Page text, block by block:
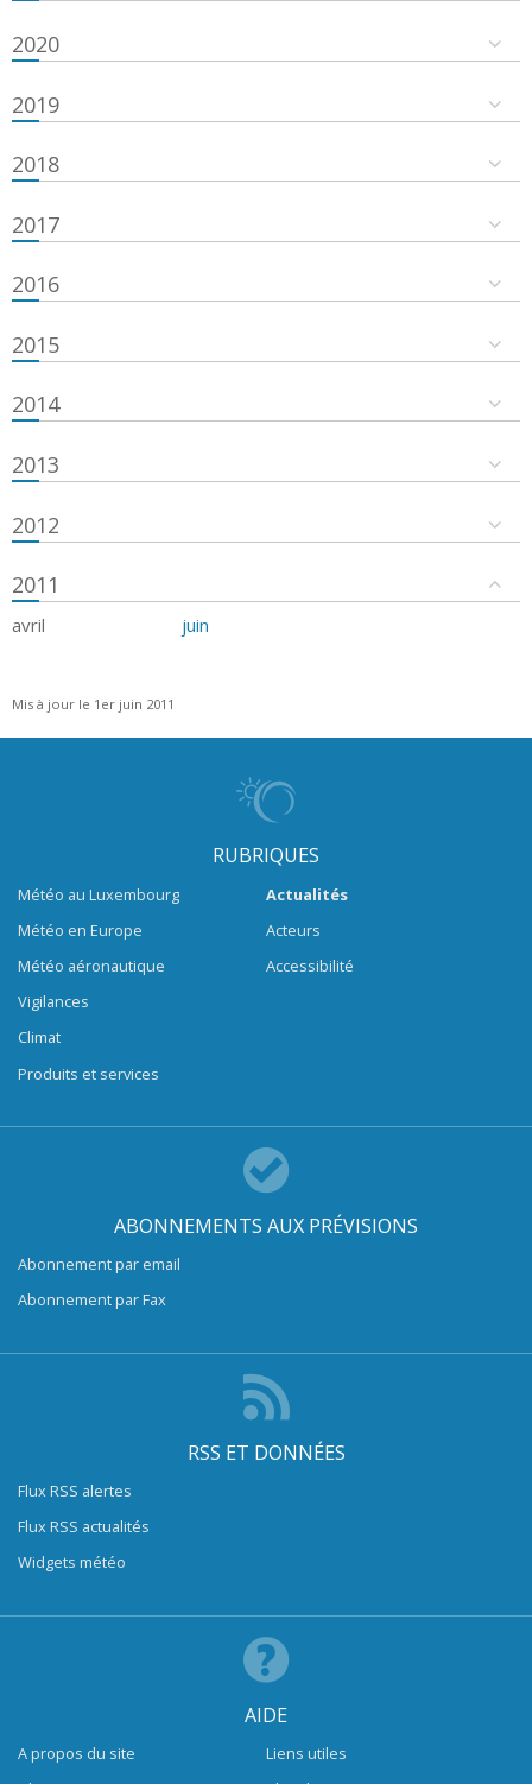
2020
2019
2018
2017
2016
2015
2014
2013
2012
2011
avril juin
Mis à jour le 1er juin 2011
RUBRIQUES
Météo au Luxembourg
Météo en Europe
Météo aéronautique
Vigilances
Climat
Produits et services
Actualités
Acteurs
Accessibilité
ABONNEMENTS AUX PRÉVISIONS
Abonnement par email
Abonnement par Fax
RSS ET DONNÉES
Flux RSS alertes
Flux RSS actualités
Widgets météo
AIDE
A propos du site
Liens utiles